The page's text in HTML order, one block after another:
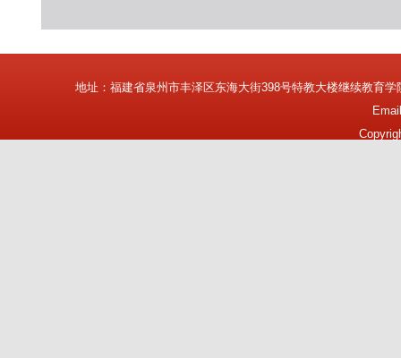
地址：福建省泉州市丰泽区东海大街398号特教大楼继续教育学